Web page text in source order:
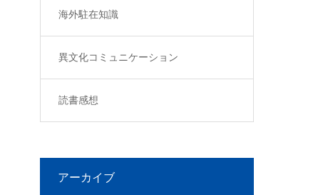
海外駐在知識
異文化コミュニケーション
読書感想
アーカイブ